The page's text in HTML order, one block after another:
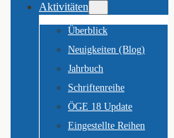
Aktivitäten
Überblick
Neuigkeiten (Blog)
Jahrbuch
Schriftenreihe
ÖGE 18 Update
Eingestellte Reihen